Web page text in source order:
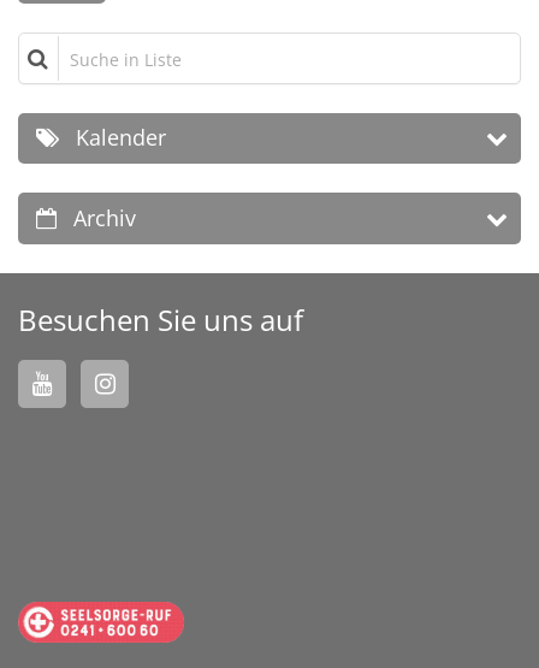
Suche in Liste
Kalender
Archiv
Besuchen Sie uns auf